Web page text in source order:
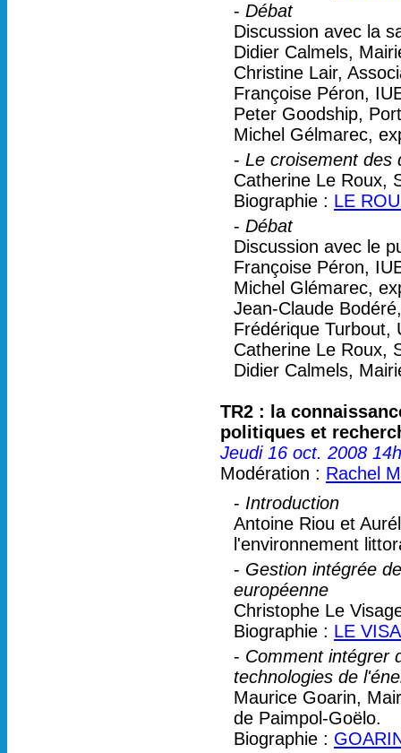
- Débat
Discussion avec la
Didier Calmels,
Christine Lair,
Françoise Péron,
Peter Goodship,
Michel Gélmarec,
- Le croisement des
Catherine Le Roux,
Biographie : LE
- Débat
Discussion avec le
Françoise Péron,
Michel Glémarec,
Jean-Claude
Frédérique Turbout,
Catherine Le Roux,
Didier Calmels,
TR2 : la
politiques et
Jeudi 16 oct. 2008
Modération : Rachel
- Introduction
Antoine Riou et
l'environnement
- Gestion intégrée
européenne
Christophe Le
Biographie : LE
- Comment intégrer
technologies de
Maurice Goarin,
de Paimpol-Goëlo.
Biographie :